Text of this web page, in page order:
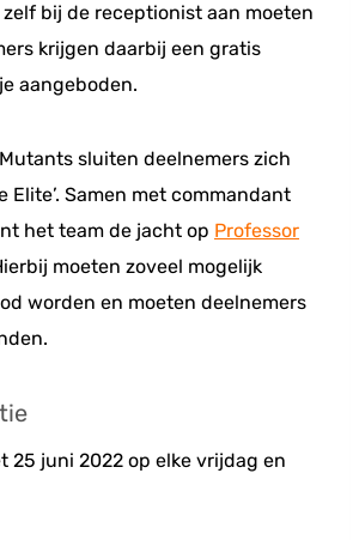
bij de receptionist aan moeten
krijgen daarbij een gratis
aangeboden.
sluiten deelnemers zich
Elite’. Samen met commandant
het team de jacht op Professor
moeten zoveel mogelijk
worden en moeten deelnemers
25 juni 2022 op elke vrijdag en